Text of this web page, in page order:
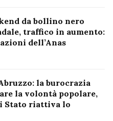
da bollino nero
traffico in aumento:
dell’Anas
la burocrazia
la volontà popolare,
Stato riattiva lo